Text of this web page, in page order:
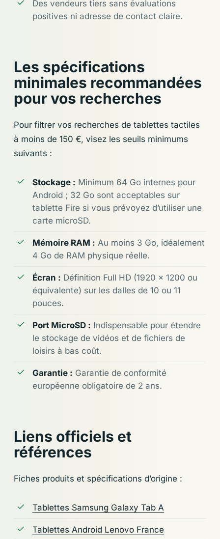
Des vendeurs tiers sans évaluations
positives ni adresse de contact claire.
Les spécifications
minimales recommandées
pour vos recherches
Pour filtrer vos recherches de tablettes tactiles
à moins de 150 €, visez les seuils minimums
suivants :
Stockage : Minimum 64 Go internes pour
Android ; 32 Go sont acceptables sur
tablette Fire si vous prévoyez d’utiliser une
carte microSD.
Mémoire RAM : Au moins 3 Go, idéalement
4 Go de RAM physique réelle.
Écran : Définition Full HD (1920 x 1200 ou
équivalente) sur les dalles de 10 ou 11
pouces.
Port MicroSD : Indispensable pour étendre
le stockage de vidéos et de fichiers de
loisirs à bas coût.
Garantie : Garantie de conformité
européenne obligatoire de 2 ans.
Liens officiels et
références
Fiches produits et spécifications d’origine :
Tablettes Samsung Galaxy Tab A
Tablettes Android Lenovo France